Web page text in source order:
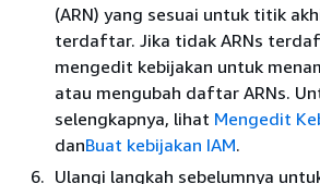
(ARN) yang sesuai untuk titik
terdaftar. Jika tidak ARNs
mengedit kebijakan untuk
atau mengubah daftar ARNs.
selengkapnya, lihat Mengedit
danBuat kebijakan IAM.
Ulangi langkah sebelumnya